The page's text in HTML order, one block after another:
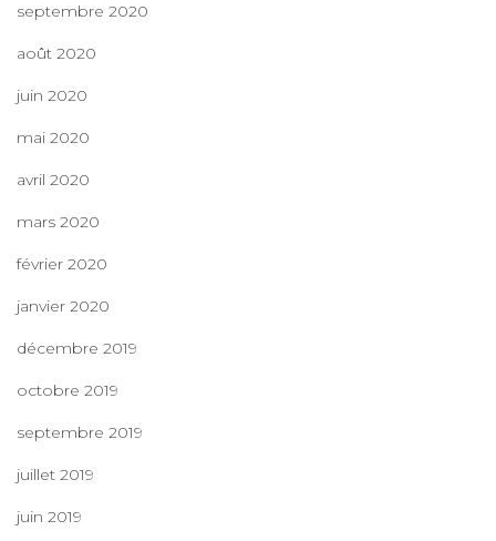
septembre 2020
août 2020
juin 2020
mai 2020
avril 2020
mars 2020
février 2020
janvier 2020
décembre 2019
octobre 2019
septembre 2019
juillet 2019
juin 2019